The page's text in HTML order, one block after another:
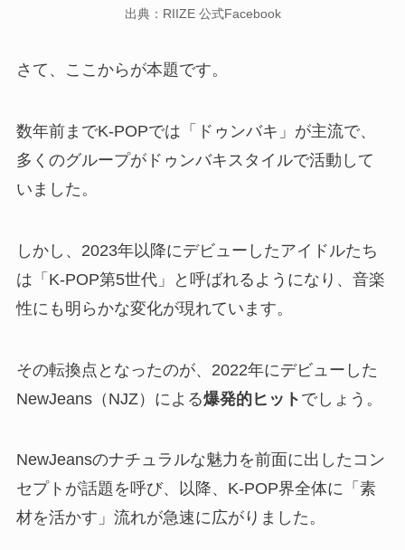
出典：RIIZE 公式Facebook
さて、ここからが本題です。
数年前までK-POPでは「ドゥンバキ」が主流で、
多くのグループがドゥンバキスタイルで活動して
いました。
しかし、2023年以降にデビューしたアイドルたち
は「K-POP第5世代」と呼ばれるようになり、音楽
性にも明らかな変化が現れています。
その転換点となったのが、2022年にデビューした
NewJeans（NJZ）による爆発的ヒット でしょう。
NewJeansのナチュラルな魅力を前面に出したコン
セプトが話題を呼び、以降、K-POP界全体に「素
材を活かす」流れが急速に広がりました。